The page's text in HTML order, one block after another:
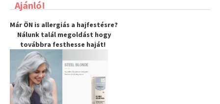
Ajánló!
Már ÖN is allergiás a hajfestésre?
Nálunk talál megoldást hogy
továbbra festhesse haját!